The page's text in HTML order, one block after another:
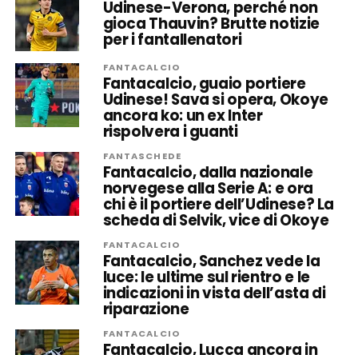
Udinese-Verona, perché non
gioca Thauvin? Brutte notizie
per i fantallenatori
FANTACALCIO
Fantacalcio, guaio portiere
Udinese! Sava si opera, Okoye
ancora ko: un ex Inter
rispolvera i guanti
FANTASCHEDE
Fantacalcio, dalla nazionale
norvegese alla Serie A: e ora
chi è il portiere dell’Udinese? La
scheda di Selvik, vice di Okoye
FANTACALCIO
Fantacalcio, Sanchez vede la
luce: le ultime sul rientro e le
indicazioni in vista dell’asta di
riparazione
FANTACALCIO
Fantacalcio, Lucca ancora in